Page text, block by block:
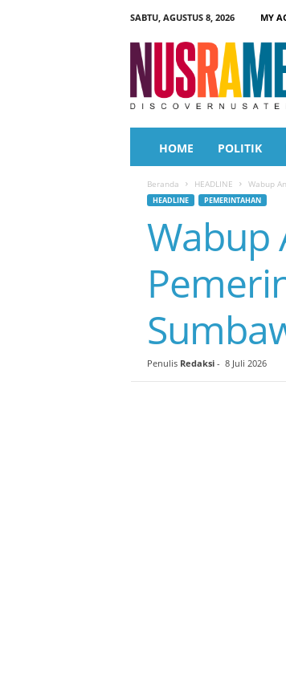
SABTU, AGUSTUS 8, 2026
MY
a
HOME POLITIK
Beranda HEADLINE Wabup
HEADLINE PEMERINTAHAN
Wabup
Penulis Redaksi- 8 Juli 2026